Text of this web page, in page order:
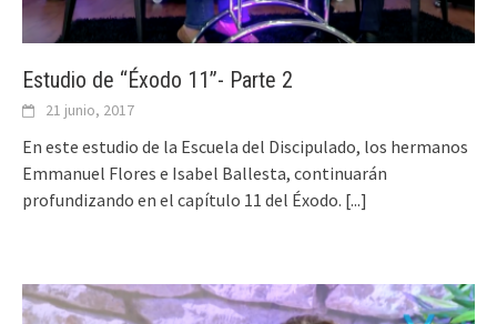
Estudio de “Éxodo 11”- Parte 2
21 junio, 2017
En este estudio de la Escuela del Discipulado, los hermanos
Emmanuel Flores e Isabel Ballesta, continuarán
profundizando en el capítulo 11 del Éxodo. [...]